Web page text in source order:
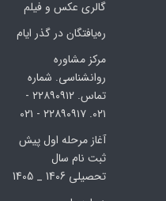
گالری عکس و فیلم
ره‌یافتگان در گذر ایام
مرکز مشاوره
روانشناسی. شماره
تماس. ۲۲۸۹۰۹۱۲ -
۰۲۱. ۲۲۸۹۰۹۱۷ - ۰۲۱
آغاز مرحله اول پیش
ثبت نام سال
تحصیلی 1406 _ 1405